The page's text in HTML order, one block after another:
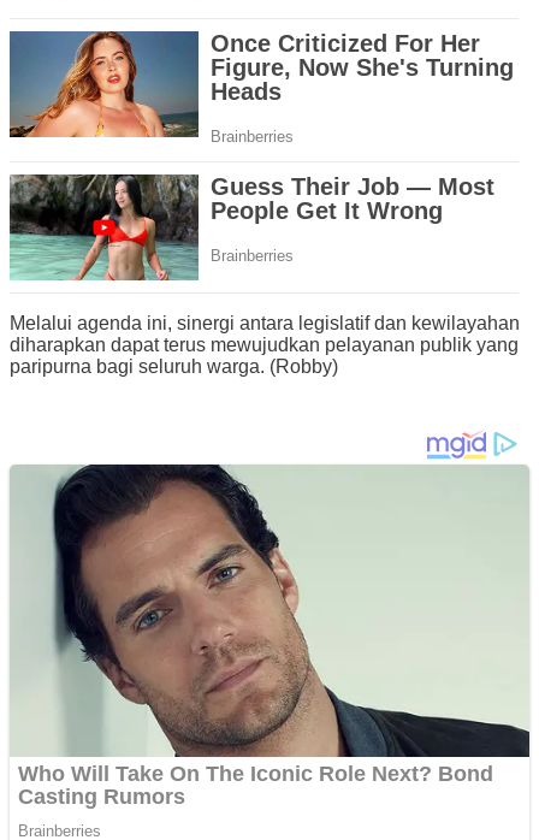
Melalui agenda ini, sinergi antara legislatif dan kewilayahan
diharapkan dapat terus mewujudkan pelayanan publik yang
paripurna bagi seluruh warga. (Robby)